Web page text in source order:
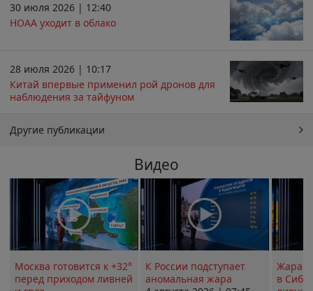
30 июля 2026 | 12:40
НОАА уходит в облако
28 июля 2026 | 10:17
Китай впервые применил рой дронов для
наблюдения за тайфуном
Другие публикации
Видео
Москва готовится к +32°
перед приходом ливней
К России подступает
аномальная жара
Жара в
в